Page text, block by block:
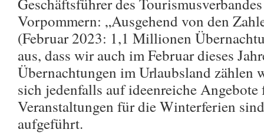
Vorpommern: „Ausgehend von den
(Februar 2023: 1,1 Millionen
aus, dass wir auch im Februar dieses
Übernachtungen im Urlaubsland zählen
sich jedenfalls auf ideenreiche Angebote
Veranstaltungen für die Winterferien
aufgeführt.